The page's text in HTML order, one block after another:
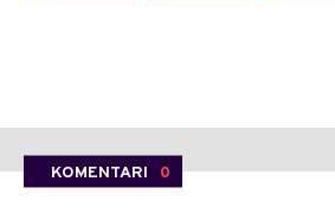
KOMENTARI 0